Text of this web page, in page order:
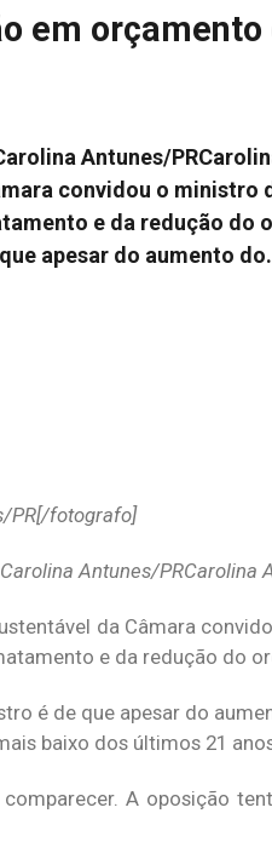
em
Antunes/
convidou o ministro
e da redução do
apesar do aumento
Antunes/PRCarolina
da Câmara
e da redução do
é de que apesar do
baixo dos últimos 21
A oposição